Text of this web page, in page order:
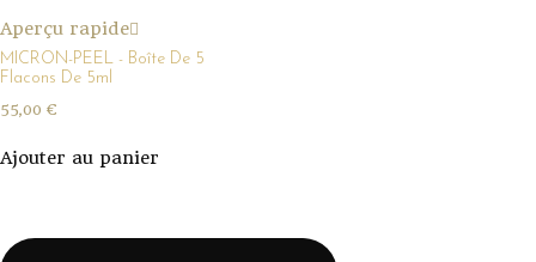
Aperçu rapide
MICRON-PEEL - Boîte De 5
Flacons De 5ml
55,00 €
Ajouter au panier